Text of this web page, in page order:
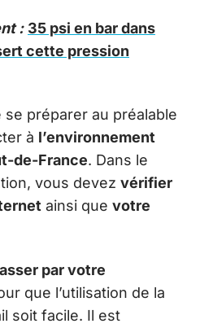
: 35 psi en bar dans
cette pression
préparer au préalable
à l’environnement
de-France. Dans le
vous devez vérifier
ainsi que votre
par votre
que l’utilisation de la
soit facile. Il est